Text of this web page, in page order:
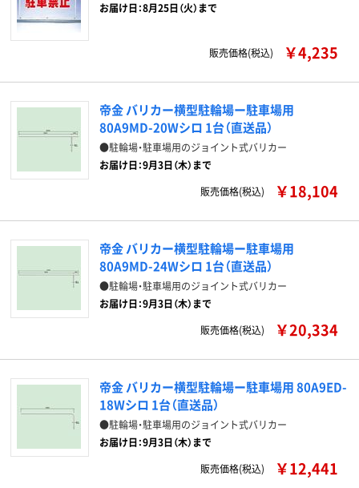
お届け日：8月25日（火）まで
販売価格(税込) ￥4,235
帝金 バリカー横型駐輪場ー駐車場用
80A9MD-20Wシロ 1台（直送品）
●駐輪場・駐車場用のジョイント式バリカー
お届け日：9月3日（木）まで
販売価格(税込)
￥18,104
帝金 バリカー横型駐輪場ー駐車場用
80A9MD-24Wシロ 1台（直送品）
●駐輪場・駐車場用のジョイント式バリカー
お届け日：9月3日（木）まで
販売価格(税込)
￥20,334
帝金 バリカー横型駐輪場ー駐車場用 80A9ED-
18Wシロ 1台（直送品）
●駐輪場・駐車場用のジョイント式バリカー
お届け日：9月3日（木）まで
販売価格(税込)
￥12,441